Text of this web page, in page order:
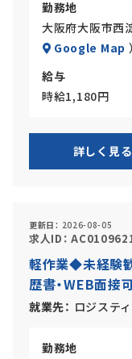
勤務地
大阪府大阪市西
Google Map ）
給与
時給1,180円
詳しく見る
更新日 2026-08-05
求人ID
軽作業◆未経験
歴書・WEB面
就業先 ロジステ
勤務地